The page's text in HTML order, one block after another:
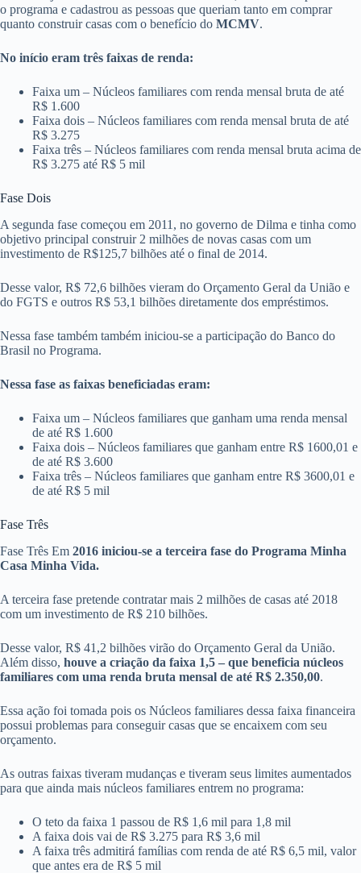
o programa e cadastrou as pessoas que queriam tanto em comprar
quanto construir casas com o benefício do MCMV.
No início eram três faixas de renda:
Faixa um – Núcleos familiares com renda mensal bruta de até
R$ 1.600
Faixa dois – Núcleos familiares com renda mensal bruta de até
R$ 3.275
Faixa três – Núcleos familiares com renda mensal bruta acima de
R$ 3.275 até R$ 5 mil
Fase Dois
A segunda fase começou em 2011, no governo de Dilma e tinha como
objetivo principal construir 2 milhões de novas casas com um
investimento de R$125,7 bilhões até o final de 2014.
Desse valor, R$ 72,6 bilhões vieram do Orçamento Geral da União e
do FGTS e outros R$ 53,1 bilhões diretamente dos empréstimos.
Nessa fase também também iniciou-se a participação do Banco do
Brasil no Programa.
Nessa fase as faixas beneficiadas eram:
Faixa um – Núcleos familiares que ganham uma renda mensal
de até R$ 1.600
Faixa dois – Núcleos familiares que ganham entre R$ 1600,01 e
de até R$ 3.600
Faixa três – Núcleos familiares que ganham entre R$ 3600,01 e
de até R$ 5 mil
Fase Três
Fase Três Em 2016 iniciou-se a terceira fase do Programa Minha
Casa Minha Vida.
A terceira fase pretende contratar mais 2 milhões de casas até 2018
com um investimento de R$ 210 bilhões.
Desse valor, R$ 41,2 bilhões virão do Orçamento Geral da União.
Além disso, houve a criação da faixa 1,5 – que beneficia núcleos
familiares com uma renda bruta mensal de até R$ 2.350,00.
Essa ação foi tomada pois os Núcleos familiares dessa faixa financeira
possui problemas para conseguir casas que se encaixem com seu
orçamento.
As outras faixas tiveram mudanças e tiveram seus limites aumentados
para que ainda mais núcleos familiares entrem no programa:
O teto da faixa 1 passou de R$ 1,6 mil para 1,8 mil
A faixa dois vai de R$ 3.275 para R$ 3,6 mil
A faixa três admitirá famílias com renda de até R$ 6,5 mil, valor
que antes era de R$ 5 mil